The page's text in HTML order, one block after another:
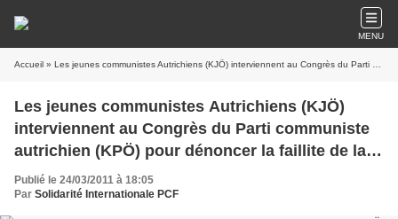
MENU
Accueil » Les jeunes communistes Autrichiens (KJÖ) interviennent au Congrès du Parti communiste autrichien (KPÖ) pour dénoncer la faillite de la ligne liquidatrice de la direction
Les jeunes communistes Autrichiens (KJÖ)
interviennent au Congrès du Parti communiste
autrichien (KPÖ) pour dénoncer la faillite de la
ligne liquidatrice de la direction
Publié le 24/03/2011 à 18:05
Par Solidarité Internationale PCF